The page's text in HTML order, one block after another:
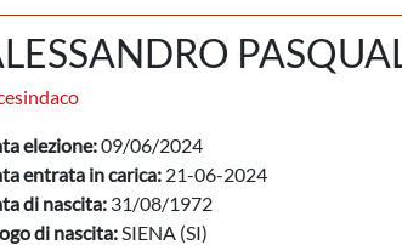
elezione:09/06/2024
entrata in carica: 21-06-2024
di nascita: 31/08/1972
di nascita:SIENA (SI)